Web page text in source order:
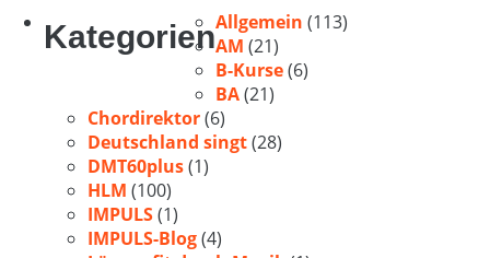
KategorienAllgemein (113)
AM (21)
B-Kurse(6)
BA(21)
Chordirektor(6)
Deutschland singt(28)
DMT60plus(1)
HLM (100)
IMPULS(1)
IMPULS-Blog(4)